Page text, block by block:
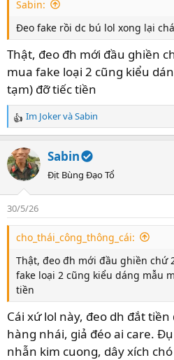
Sabin:
Đeo fake rồi dc bú lol xong lại
Thật, đeo đh mới đầu ghiền
mua fake loại 2 cũng kiểu
tạm) đỡ tiếc tiền
R
e
a
c
t
n
s
Im JokervàSabin
Sabin
Địt Bùng Đạo Tổ
30/5/26
cho_thái_công_thông_cái:
Thật, đeo đh mới đầu ghiền chứ
fake loại 2 cũng kiểu dáng mẫu
tiền
Cái xứ lol này, đeo dh đắt
hàng nhái, giả đéo ai care.
nhẫn kim cuong, dây xích